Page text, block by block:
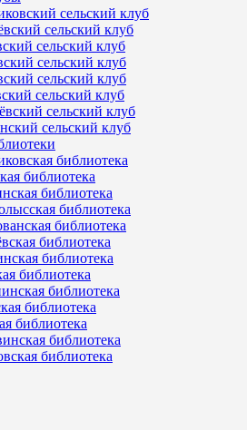
сельский клуб
сельский клуб
сельский клуб
сельский клуб
сельский клуб
сельский клуб
сельский клуб
сельский клуб
библиотека
библиотека
библиотека
библиотека
библиотека
библиотека
библиотека
библиотека
библиотека
библиотека
библиотека
библиотека
библиотека